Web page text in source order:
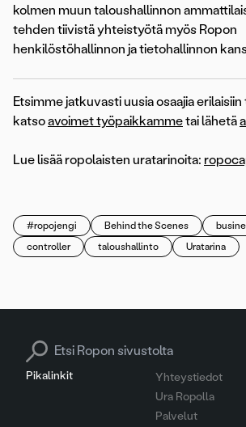
kolmen muun taloushallinnon
tehden tiivistä yhteistyötä myös Ropon
henkilöstöhallinnon ja tietohallinnon
Etsimme jatkuvasti uusia osaajia
katsoavoimet työpaikkammetai lähetä
Lue lisää ropolaisten uratarinoita:
#ropojengi Behind the Scenes
controller
taloushallinto Uratarina
Pikalinkit
Yhteystiedot
Ura Ropolla
Palvelut
Search for: